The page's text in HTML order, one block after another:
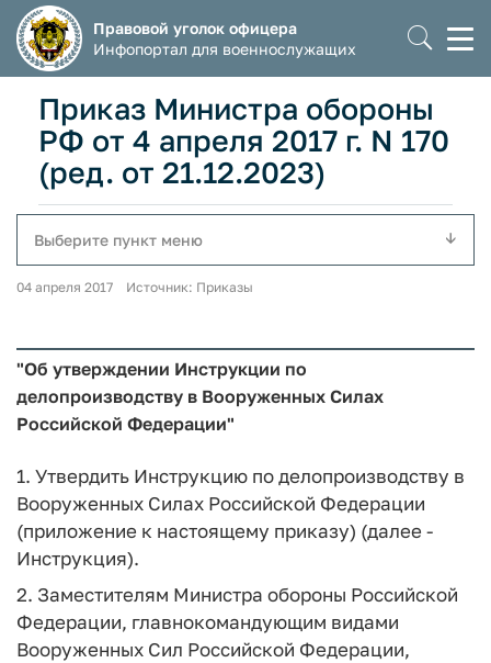
Правовой уголок офицера
Инфопортал для военнослужащих
Приказ Министра обороны
РФ от 4 апреля 2017 г. N 170
(ред. от 21.12.2023)
Выберите пункт меню
04 апреля 2017 Источник: Приказы
"Об утверждении Инструкции по
делопроизводству в Вооруженных Силах
Российской Федерации"
1. Утвердить Инструкцию по делопроизводству в
Вооруженных Силах Российской Федерации
(приложение к настоящему приказу) (далее -
Инструкция).
2. Заместителям Министра обороны Российской
Федерации, главнокомандующим видами
Вооруженных Сил Российской Федерации,